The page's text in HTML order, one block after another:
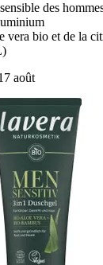
des
vera bio et de la
août